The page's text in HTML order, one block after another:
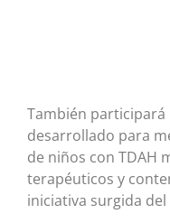
También
desarrollado para
de niños con TDAH
terapéuticos y
iniciativa surgida